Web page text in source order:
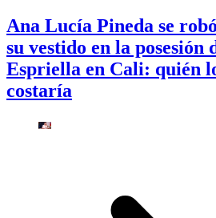
Ana Lucía Pineda se
su vestido en la posesión
Espriella en Cali: quién
costaría